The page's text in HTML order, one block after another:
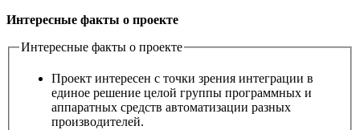
Интересные факты о проекте
Интересные факты о проекте
Проект интересен с точки зрения интеграции в
единое решение целой группы программных и
аппаратных средств автоматизации разных
производителей.